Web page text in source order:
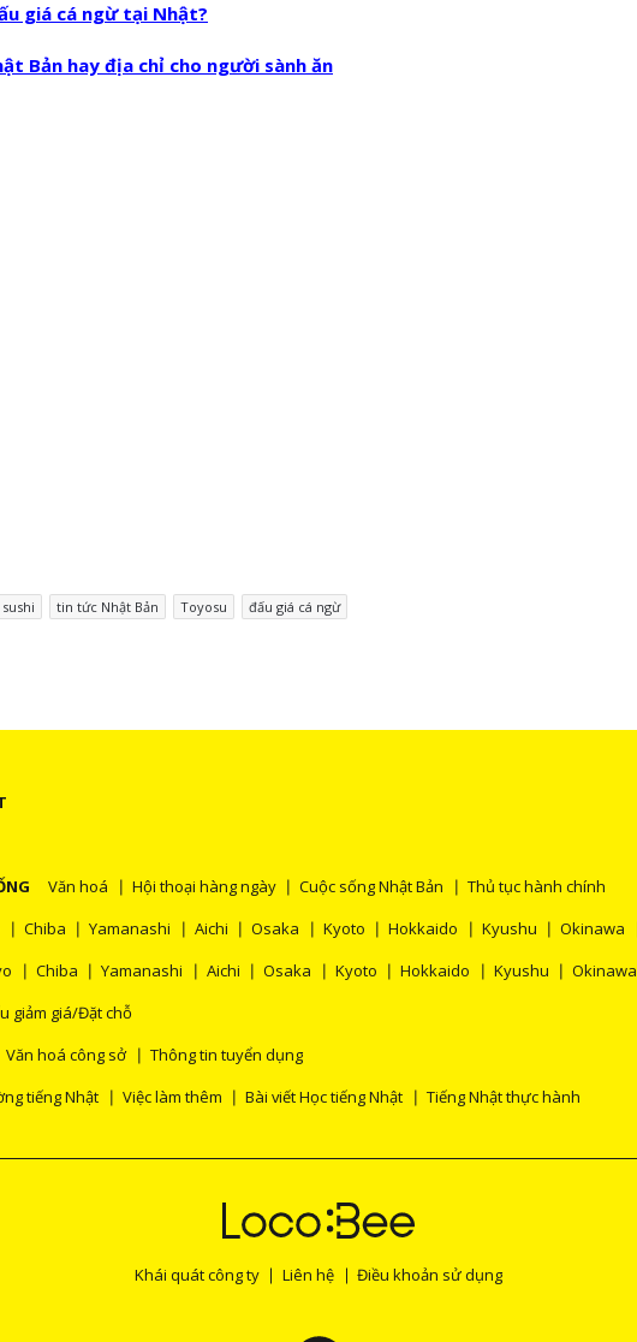
giá cá ngừ tại Nhật?
Bản hay địa chỉ cho người sành ăn
sushi tin tức Nhật Bản Toyosu đấu giá cá ngừ
Văn hoá Hội thoại hàng ngày Cuộc sống Nhật Bản
Thủ tục hành chính
Chiba Yamanashi Aichi Osaka Kyoto Hokkaido Kyushu Okinawa
Chiba Yamanashi Aichi Osaka Kyoto Hokkaido Kyushu Okinawa
giảm giá/Đặt chỗ
Văn hoá công sở
Thông tin tuyển dụng
tiếng Nhật Việc làm thêm Bài viết Học tiếng Nhật Tiếng Nhật thực hành
Khái quát công ty Liên hệ Điều khoản sử dụng